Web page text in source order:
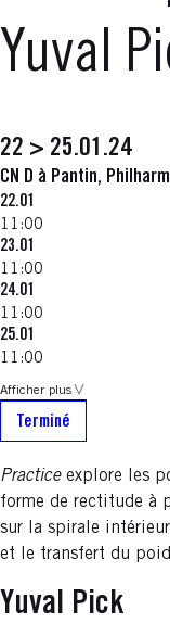
Yuval
22 > 25.01.24
CN D à Pantin,
22.01
11:00
23.01
11:00
24.01
11:00
25.01
11:00
Afficher plus
Terminé
Practiceexplore les
forme de rectitude à
sur la spirale
et le transfert du
Yuval Pick